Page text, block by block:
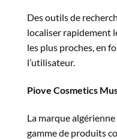
Des outils de
localiser rapidement
les plus proches, en
l’utilisateur.
Piove Cosmetics
La marque
gamme de produits